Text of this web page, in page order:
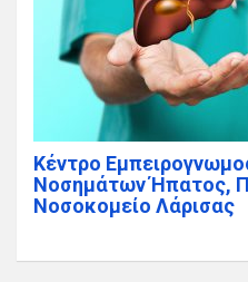
Κέντρο
Νοσημάτων Ήπατος,
Νοσοκομείο Λάρισας